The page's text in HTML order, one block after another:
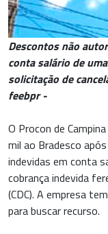
Descontos não
conta salário de
solicitação de
feebpr -
O Procon de
mil ao Bradesco
indevidas em conta
cobrança indevida
(CDC). A empresa
para buscar recurso.